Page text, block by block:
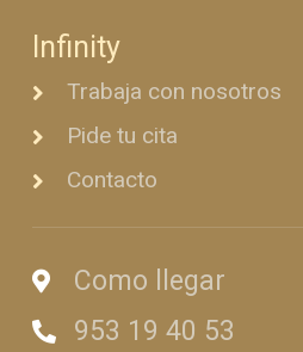
Como llegar
953 19 40 53
Infinity
Trabaja con nosotros
Pide tu cita
Contacto